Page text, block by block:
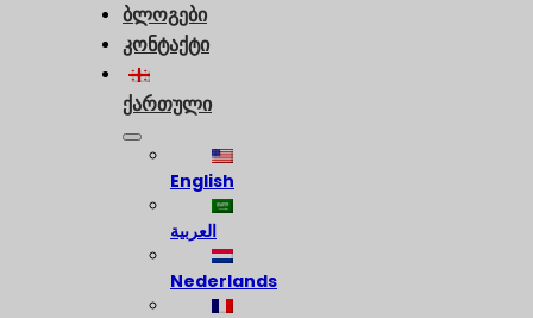
ბლოგები
კონტაქტი
ქართული
English
العربية
Nederlands